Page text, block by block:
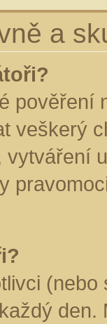
a
pověření
veškerý